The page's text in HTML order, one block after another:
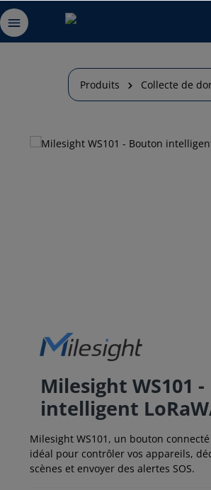
Produits Collecte de
Milesight WS101
intelligent
Milesight WS101, un bouton connecté
idéal pour contrôler vos appareils,
scènes et envoyer des alertes SOS.